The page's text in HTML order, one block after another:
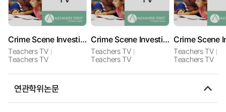
Crime Scene Investigation 2: Collecting the Evidence
Teachers TV
Teachers TV
Crime Scene Investigation 1: Planning the Crime
Teachers TV
Teachers TV
Teachers TV
Teachers TV
연관학위논문